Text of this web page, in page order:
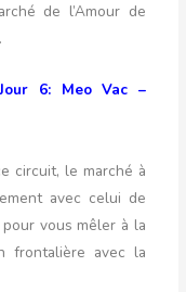
de l’Amour de
Jour 6: Meo Vac –
circuit, le marché à
avec celui de
vous mêler à la
frontalière avec la